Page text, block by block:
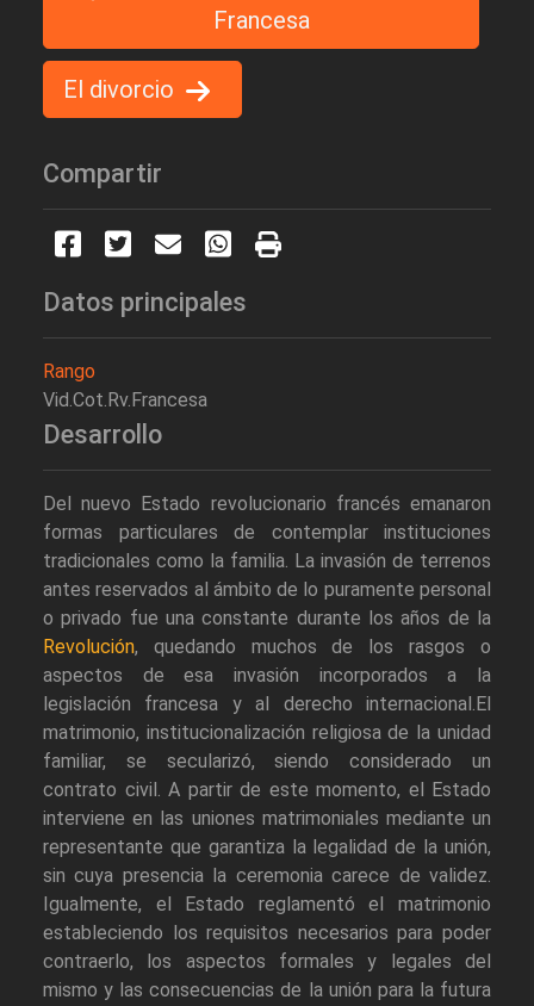
Francesa
El divorcio
Compartir
Datos principales
Rango
Vid.Cot.Rv.Francesa
Desarrollo
Del nuevo Estado revolucionario francés emanaron
formas particulares de contemplar instituciones
tradicionales como la familia. La invasión de terrenos
antes reservados al ámbito de lo puramente personal
o privado fue una constante durante los años de la
Revolución, quedando muchos de los rasgos o
aspectos de esa invasión incorporados a la
legislación francesa y al derecho internacional.El
matrimonio, institucionalización religiosa de la unidad
familiar, se secularizó, siendo considerado un
contrato civil. A partir de este momento, el Estado
interviene en las uniones matrimoniales mediante un
representante que garantiza la legalidad de la unión,
sin cuya presencia la ceremonia carece de validez.
Igualmente, el Estado reglamentó el matrimonio
estableciendo los requisitos necesarios para poder
contraerlo, los aspectos formales y legales del
mismo y las consecuencias de la unión para la futura